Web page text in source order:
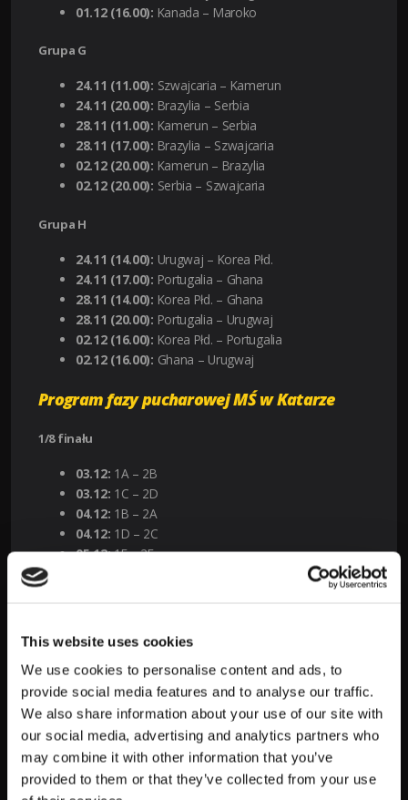
This website uses cookies
We use cookies to personalise content and ads, to
provide social media features and to analyse our traffic.
We also share information about your use of our site with
our social media, advertising and analytics partners who
may combine it with other information that you’ve
provided to them or that they’ve collected from your use
01.12 (16.00): Kanada – Maroko
Grupa G
24.11 (11.00): Szwajcaria – Kamerun
24.11 (20.00): Brazylia – Serbia
28.11 (11.00): Kamerun – Serbia
28.11 (17.00): Brazylia – Szwajcaria
02.12 (20.00): Kamerun – Brazylia
02.12 (20.00): Serbia – Szwajcaria
Grupa H
24.11 (14.00): Urugwaj – Korea Płd.
24.11 (17.00): Portugalia – Ghana
28.11 (14.00): Korea Płd. – Ghana
28.11 (20.00): Portugalia – Urugwaj
02.12 (16.00): Korea Płd. – Portugalia
02.12 (16.00): Ghana – Urugwaj
Program fazy pucharowej MŚ w Katarze
1/8 finału
03.12: 1A – 2B
03.12: 1C – 2D
04.12: 1B – 2A
04.12: 1D – 2C
05.12:1E – 2F
Ćwierćfinały
09.12: 1A/2V – 1C/2D
09.12:1E/2F – 1G/2H
10.12:
1B/2A – 1D/2C
1F/2E – 1H/26
Półfinały